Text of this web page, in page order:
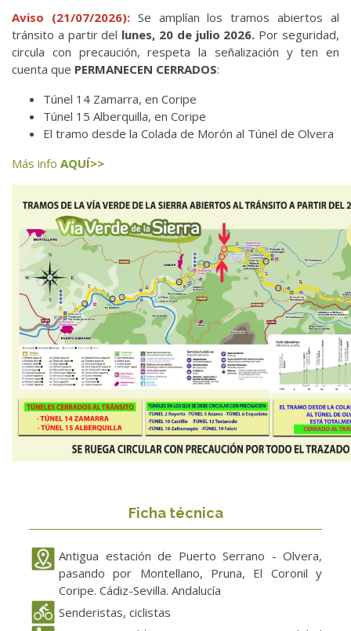
Aviso (21/07/2026): Se amplían los tramos abiertos al
tránsito a partir del lunes, 20 de julio 2026. Por seguridad,
circula con precaución, respeta la señalización y ten en
cuenta que PERMANECEN CERRADOS:
Túnel 14 Zamarra, en Coripe
Túnel 15 Alberquilla, en Coripe
El tramo desde la Colada de Morón al Túnel de Olvera
Más info AQUÍ>>
Ficha técnica
Antigua estación de Puerto Serrano - Olvera,
pasando por Montellano, Pruna, El Coronil y
Coripe. Cádiz-Sevilla. Andalucía
Senderistas, ciclistas